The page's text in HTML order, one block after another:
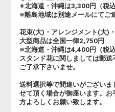
※北海道・沖縄は3,300円（税込
※離島地域は別途メールにてご
花束(大)・アレンジメント(大)
大型商品は全国一律2,750円
※北海道・沖縄は4,400円（税込
スタンド花に関しましては郵送
ご了承下さいませ。
送料選択等で間違いがござい
せて頂く場合が御座います。
方よろしくお願い致します。